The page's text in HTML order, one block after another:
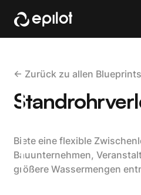
<- Zurück zu allen Blueprints
Biete eine flexible
Bauunternehmen,
größere Wassermengen